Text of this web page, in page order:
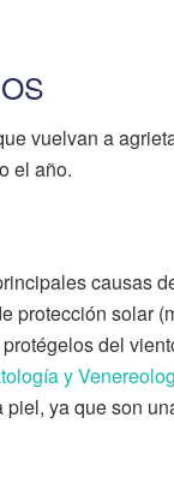
vuelvan a
el año.
causas
protección solar
del
y
ya que son